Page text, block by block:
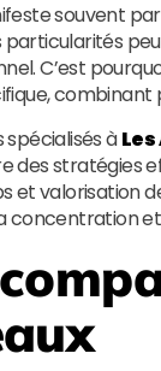
souvent
particularités
C’est
spécialisés à
stratégies
et valorisation
concentration